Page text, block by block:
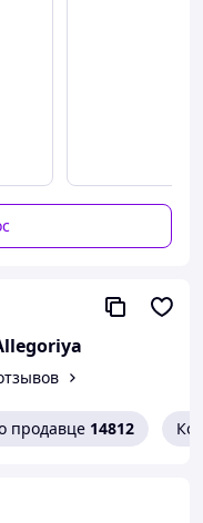
США
продавце 14812